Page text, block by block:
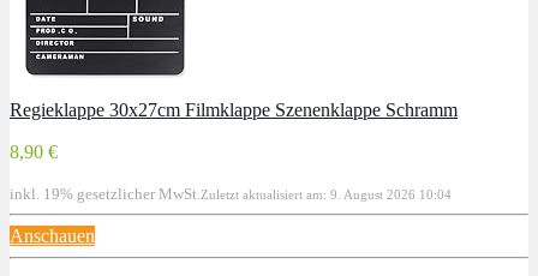
Regieklappe 30x27cm Filmklappe Szenenklappe Schramm
8,90 €
inkl. 19% gesetzlicher MwSt. Zuletzt aktualisiert am: 9. August 2026 10:04
Anschauen